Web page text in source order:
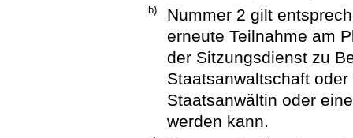
b)
Nummer 2 gilt
erneute Teilnahme am
der Sitzungsdienst zu
Staatsanwaltschaft
Staatsanwältin oder
werden kann.